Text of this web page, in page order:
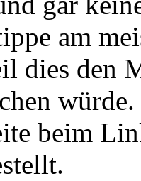
am
dies den
beim